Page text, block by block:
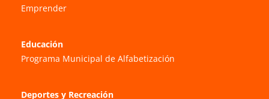
Emprender
Educación
Programa Municipal de Alfabetización
Deportes y Recreación